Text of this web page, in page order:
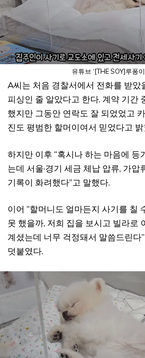
유튜브 ‘[THE SOY]루퐁이
A씨는 처음 경찰서에서 전화를 받았
피싱인 줄 알았다고 한다. 계약 기간
했지만 그동안 연락도 잘 되었었고
진도 평범한 할머이여서 믿었다고 밝
하지만 이후 “혹시나 하는 마음에 등
는데 서울·경기 세금 체납 압류, 가압
기록이 화려했다”고 말했다.
이어 “할머니도 얼마든지 사기를 칠
못 했을까, 저희 집을 보시고 빌라로
계셨는데 너무 걱정돼서 말씀드린다
덧붙였다.